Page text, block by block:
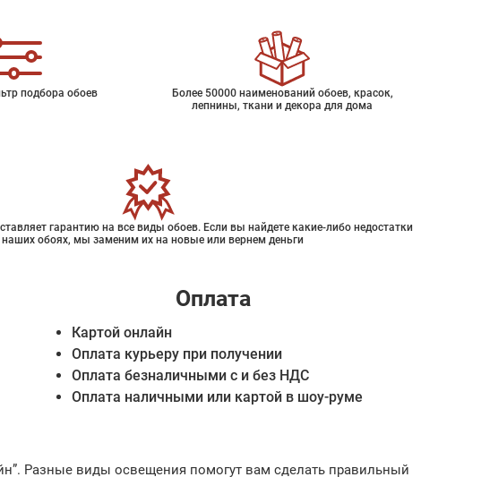
подбора обоев
Более 50000 наименований обоев, красок,
лепнины, ткани и декора для дома
гарантию на все виды обоев. Если вы найдете какие-либо недостатки
наших обоях, мы заменим их на новые или вернем деньги
Оплата
Картой онлайн
Оплата курьеру при получении
Оплата безналичными с и без НДС
Оплата наличными или картой в шоу-руме
Разные виды освещения помогут вам сделать правильный